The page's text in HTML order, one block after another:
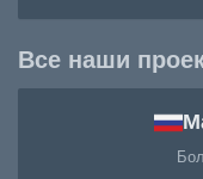
Все наши